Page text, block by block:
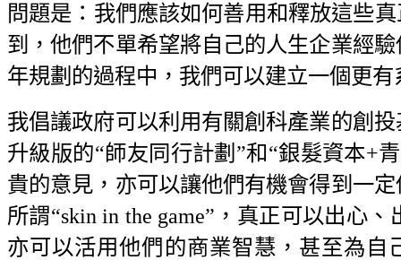
問題是：我們應該如何善用和釋放這些
到，他們不單希望將自己的人生企業經
年規劃的過程中，我們可以建立一個更
我倡議政府可以利用有關創科產業的創
升級版的“師友同行計劃”和“銀髮資本+
貴的意見，亦可以讓他們有機會得到一
所謂“skin in the game”，真正可以出心
亦可以活用他們的商業智慧，甚至為